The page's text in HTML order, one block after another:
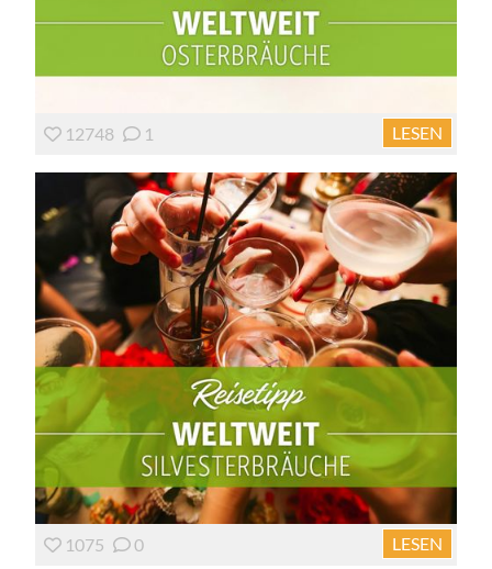
12748 1 LESEN
1075 0 LESEN